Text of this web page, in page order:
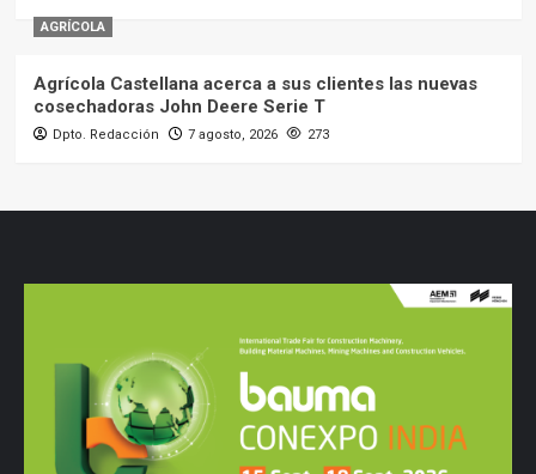
AGRÍCOLA
Agrícola Castellana acerca a sus clientes las nuevas
cosechadoras John Deere Serie T
Dpto. Redacción 7 agosto, 2026 273